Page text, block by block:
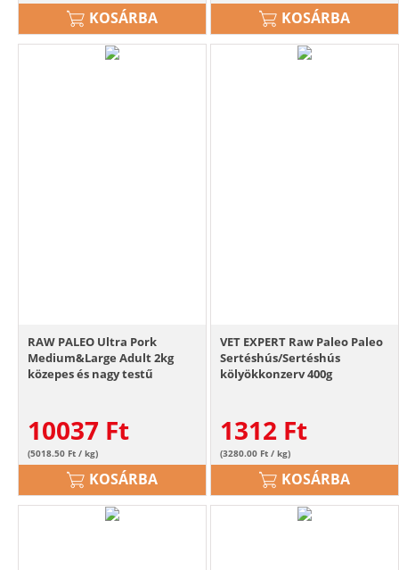
KOSÁRBA KOSÁRBA
RAW PALEO Ultra Pork
Medium&Large Adult 2kg
közepes és nagy testű
10037 Ft
(5018.50 Ft / kg)
KOSÁRBA
VET EXPERT Raw Paleo Paleo
Sertéshús/Sertéshús
kölyökkonzerv 400g
1312 Ft
(3280.00 Ft / kg)
KOSÁRBA